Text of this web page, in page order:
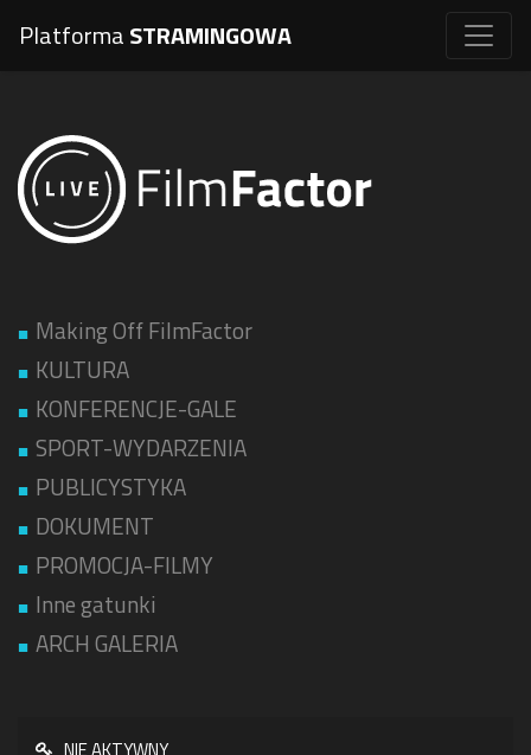
PlatformaSTRAMINGOWA
Making Off FilmFactor
KULTURA
KONFERENCJE-GALE
SPORT-WYDARZENIA
PUBLICYSTYKA
DOKUMENT
PROMOCJA-FILMY
Inne gatunki
ARCH GALERIA